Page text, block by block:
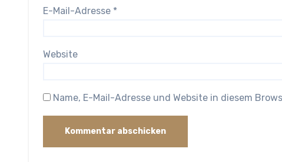
E-Mail-Adresse *
Website
Name, E-Mail-Adresse und Website in diesem